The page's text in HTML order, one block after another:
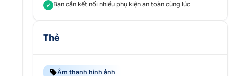
✓ Bạn cần kết nối nhiều phụ kiện an toàn cùng lúc
Thẻ
Âm thanh hình ảnh